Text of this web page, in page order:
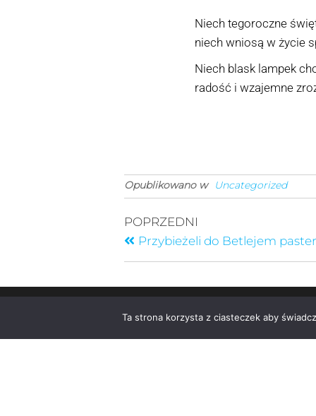
Niech tegoroczne
niech wniosą w życie
Niech blask lampek
radość i wzajemne
Opublikowano w Uncategorized
POPRZEDNI
Przybieżeli do Betlejem
Ta strona korzysta z ciasteczek aby